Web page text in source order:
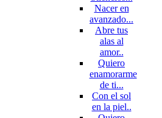
Nacer en
avanzado...
Abre tus
alas al
amor..
Quiero
enamorarme
de ti...
Con el sol
en la piel..